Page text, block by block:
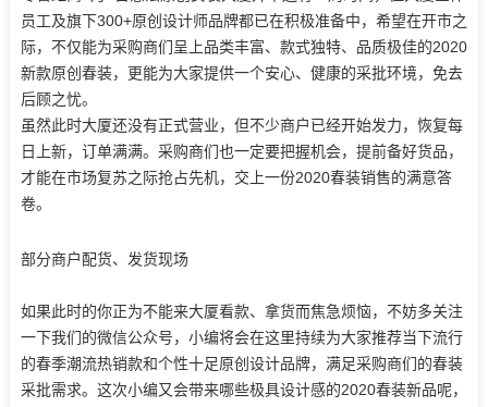
员工及旗下300+原创设计师品牌都已在积极准备中，希望在开市之
际，不仅能为采购商们呈上品类丰富、款式独特、品质极佳的2020
新款原创春装，更能为大家提供一个安心、健康的采批环境，免去
后顾之忧。
虽然此时大厦还没有正式营业，但不少商户已经开始发力，恢复每
日上新，订单满满。采购商们也一定要把握机会，提前备好货品，
才能在市场复苏之际抢占先机，交上一份2020春装销售的满意答
卷。
部分商户配货、发货现场
如果此时的你正为不能来大厦看款、拿货而焦急烦恼，不妨多关注
一下我们的微信公众号，小编将会在这里持续为大家推荐当下流行
的春季潮流热销款和个性十足原创设计品牌，满足采购商们的春装
采批需求。这次小编又会带来哪些极具设计感的2020春装新品呢，